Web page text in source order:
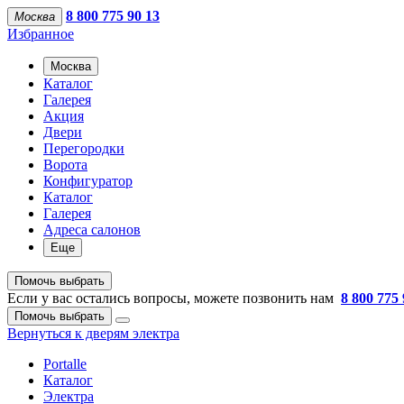
Москва
8 800 775 90 13
Избранное
Москва
Каталог
Галерея
Акция
Двери
Перегородки
Ворота
Конфигуратор
Каталог
Галерея
Адреса салонов
Еще
Помочь выбрать
Если у вас остались вопросы, можете позвонить нам 8 800 775
Помочь выбрать
Вернуться к дверям электра
Portalle
Каталог
Электра